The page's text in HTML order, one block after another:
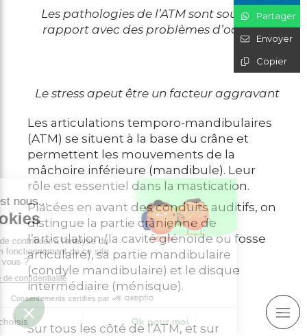
Les pathologies de l’ATM sont souvent en
rapport avec des problèmes d’occlusion
Le stress apeut être un facteur aggravant
Les articulations temporo-mandibulaires
(ATM) se situent à la base du crâne et
permettent les mouvements de la
mâchoire inférieure (mandibule). Leur
rôle est essentiel dans la mastication.
Placées en avant des conduits auditifs, on
distingue la partie crânienne de
l’articulation (la cavité glénoïde ou fosse
articulaire), sa partie mandibulaire
(condyle mandibulaire) et le disque
intermédiaire (ménisque).
Sur tous les côté de l’ATM, et sur
Partager
Envoyer
Copier